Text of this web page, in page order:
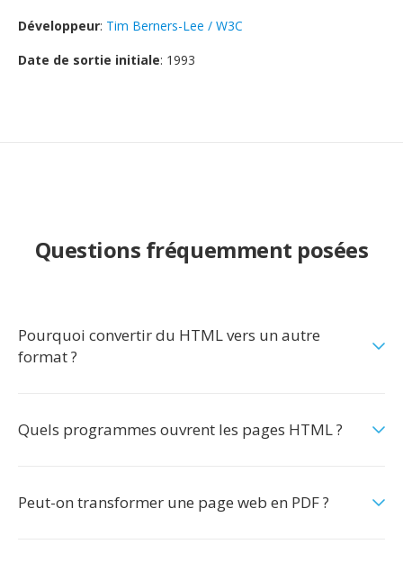
Développeur: Tim Berners-Lee / W3C
Date de sortie initiale: 1993
Questions fréquemment posées
Pourquoi convertir du HTML vers un autre
format ?
Quels programmes ouvrent les pages HTML ?
Peut-on transformer une page web en PDF ?